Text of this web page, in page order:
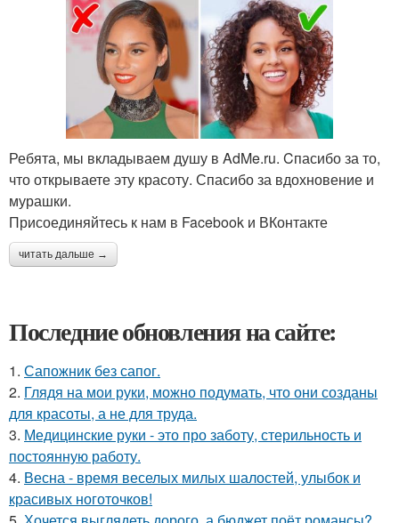
Ребята, мы вкладываем душу в AdMe.ru. Cпасибо за то,
что открываете эту красоту. Спасибо за вдохновение и
мурашки.
Присоединяйтесь к нам в Facebook и ВКонтакте
читать дальше →
Последние обновления на сайте:
1. Сапожник без сапог.
2. Глядя на мои руки, можно подумать, что они созданы
для красоты, а не для труда.
3. Медицинские руки - это про заботу, стерильность и
постоянную работу.
4. Весна - время веселых милых шалостей, улыбок и
красивых ноготочков!